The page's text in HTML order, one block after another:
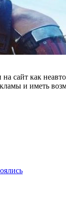
сайт как
и иметь